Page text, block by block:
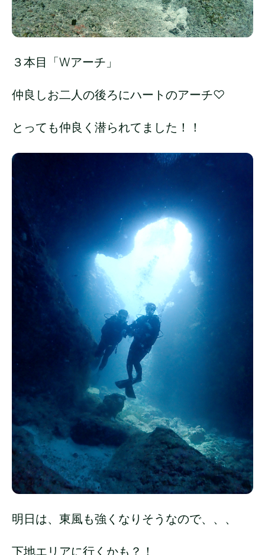
３本目「Wアーチ」
仲良しお二人の後ろにハートのアーチ♡
とっても仲良く潜られてました！！
明日は、東風も強くなりそうなので、、、
下地エリアに行くかも？！